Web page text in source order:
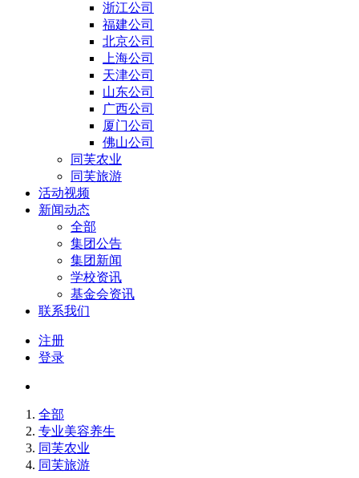
浙江公司
福建公司
北京公司
上海公司
天津公司
山东公司
广西公司
厦门公司
佛山公司
同芙农业
同芙旅游
活动视频
新闻动态
全部
集团公告
集团新闻
学校资讯
基金会资讯
联系我们
注册
登录
全部
专业美容养生
同芙农业
同芙旅游